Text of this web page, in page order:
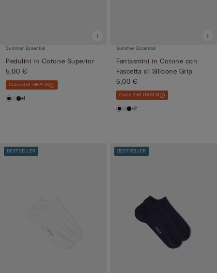
Summer Essential
Pedulini in Cotone Superior
5,00 €
Calze 3+3 GRATIS
+1
Summer Essential
Fantasmini in Cotone con
Fascetta di Silicone Grip
5,00 €
Calze 3+3 GRATIS
+2
BESTSELLER BESTSELLER